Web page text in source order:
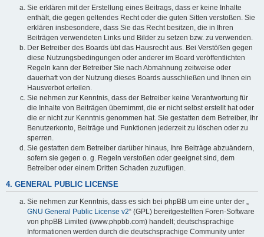
Sie erklären mit der Erstellung eines Beitrags, dass er keine Inhalte
enthält, die gegen geltendes Recht oder die guten Sitten verstoßen. Sie
erklären insbesondere, dass Sie das Recht besitzen, die in Ihren
Beiträgen verwendeten Links und Bilder zu setzen bzw. zu verwenden.
Der Betreiber des Boards übt das Hausrecht aus. Bei Verstößen gegen
diese Nutzungsbedingungen oder anderer im Board veröffentlichten
Regeln kann der Betreiber Sie nach Abmahnung zeitweise oder
dauerhaft von der Nutzung dieses Boards ausschließen und Ihnen ein
Hausverbot erteilen.
Sie nehmen zur Kenntnis, dass der Betreiber keine Verantwortung für
die Inhalte von Beiträgen übernimmt, die er nicht selbst erstellt hat oder
die er nicht zur Kenntnis genommen hat. Sie gestatten dem Betreiber, Ihr
Benutzerkonto, Beiträge und Funktionen jederzeit zu löschen oder zu
sperren.
Sie gestatten dem Betreiber darüber hinaus, Ihre Beiträge abzuändern,
sofern sie gegen o. g. Regeln verstoßen oder geeignet sind, dem
Betreiber oder einem Dritten Schaden zuzufügen.
4. GENERAL PUBLIC LICENSE
Sie nehmen zur Kenntnis, dass es sich bei phpBB um eine unter der „
GNU General Public License v2“ (GPL) bereitgestellten Foren-Software
von phpBB Limited (www.phpbb.com) handelt; deutschsprachige
Informationen werden durch die deutschsprachige Community unter